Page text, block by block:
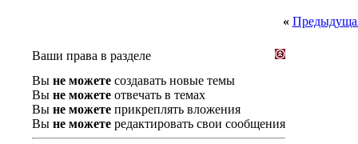
«
Ваши права в разделе
Вы не можете создавать новые темы
Вы не можете отвечать в темах
Вы не можете прикреплять вложения
Вы не можете редактировать свои сообщения